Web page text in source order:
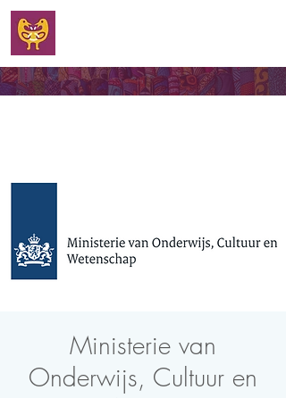
Ministerie van
Onderwijs, Cultuur en